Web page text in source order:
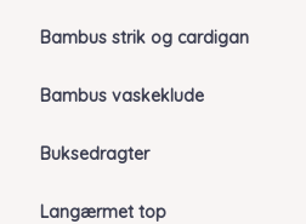
Bambus strik og cardigan
Bambus vaskeklude
Buksedragter
Langærmet top